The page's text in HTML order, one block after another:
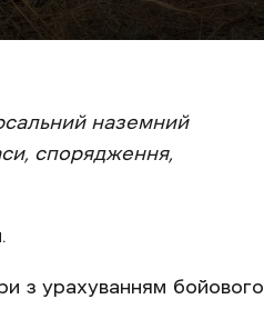
наземний
спорядження,
з урахуванням бойового